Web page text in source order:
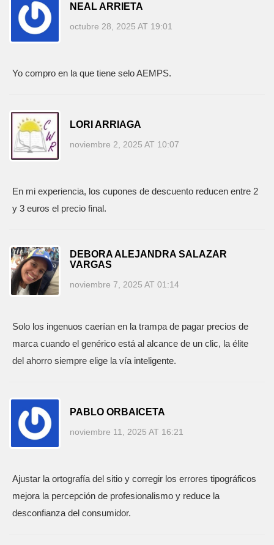
NEAL ARRIETA
octubre 28, 2025 AT 19:01
Yo compro en la que tiene selo AEMPS.
LORI ARRIAGA
noviembre 2, 2025 AT 10:07
En mi experiencia, los cupones de descuento reducen entre 2
y 3 euros el precio final.
DEBORA ALEJANDRA SALAZAR
VARGAS
noviembre 7, 2025 AT 01:14
Solo los ingenuos caerían en la trampa de pagar precios de
marca cuando el genérico está al alcance de un clic, la élite
del ahorro siempre elige la vía inteligente.
PABLO ORBAICETA
noviembre 11, 2025 AT 16:21
Ajustar la ortografía del sitio y corregir los errores tipográficos
mejora la percepción de profesionalismo y reduce la
desconfianza del consumidor.